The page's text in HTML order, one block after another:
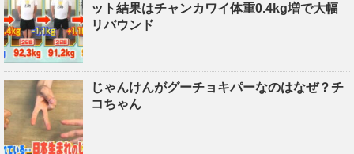
ット結果はチャンカワイ体重0.4kg増で大幅
リバウンド
じゃんけんがグーチョキパーなのはなぜ？チ
コちゃん